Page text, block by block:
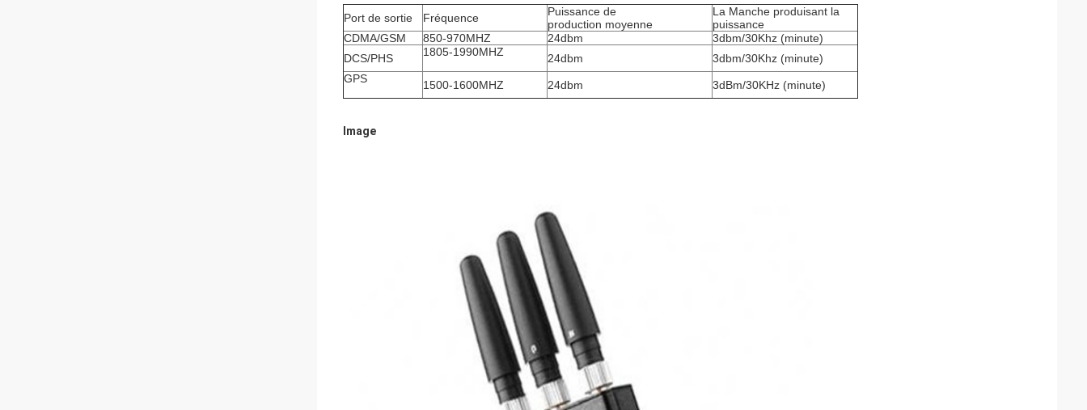
Port de sortie Fréquence
Puissance de
production moyenne
La Manche produisant la
puissance
CDMA/GSM
850-970MHZ 24dbm
3dbm/30Khz (minute)
DCS/PHS
1805-1990MHZ 24dbm
3dbm/30Khz (minute)
GPS
1500-1600MHZ 24dbm 3dBm/30KHz (minute)
Image